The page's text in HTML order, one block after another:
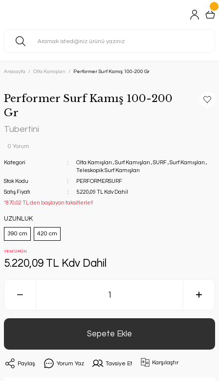
Anasayfa Olta Kamışları Performer Surf Kamış 100-200 Gr
Performer Surf Kamış 100-200
Gr
Tubertini
0 Yorum
Kategori Olta Kamışları ,Surf Kamışları ,SURF ,Surf Kamışları ,
Teleskopik Surf Kamışları
Stok Kodu
PERFORMERSURF
Satış Fiyatı
5.220,09 TL Kdv Dahil
*870,02 TL den başlayan taksitlerle!!
UZUNLUK
390 cm 420 cm
YENİ ÜRÜN
5.220,09 TL Kdv Dahil
Sepete Ekle
Paylaş Yorum Yaz Tavsiye Et Karşılaştır